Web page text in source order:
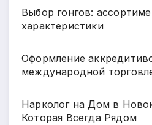
Выбор гонгов:
характеристики
Оформление
международной
Нарколог на Дом в
Которая Всегда Рядом